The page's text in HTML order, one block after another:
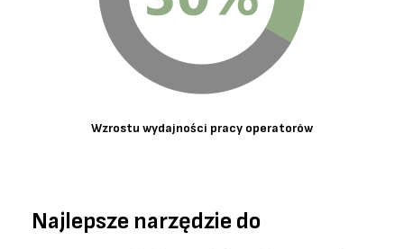
Wzrostu wydajności pracy operatorów
Najlepsze narzędzie do